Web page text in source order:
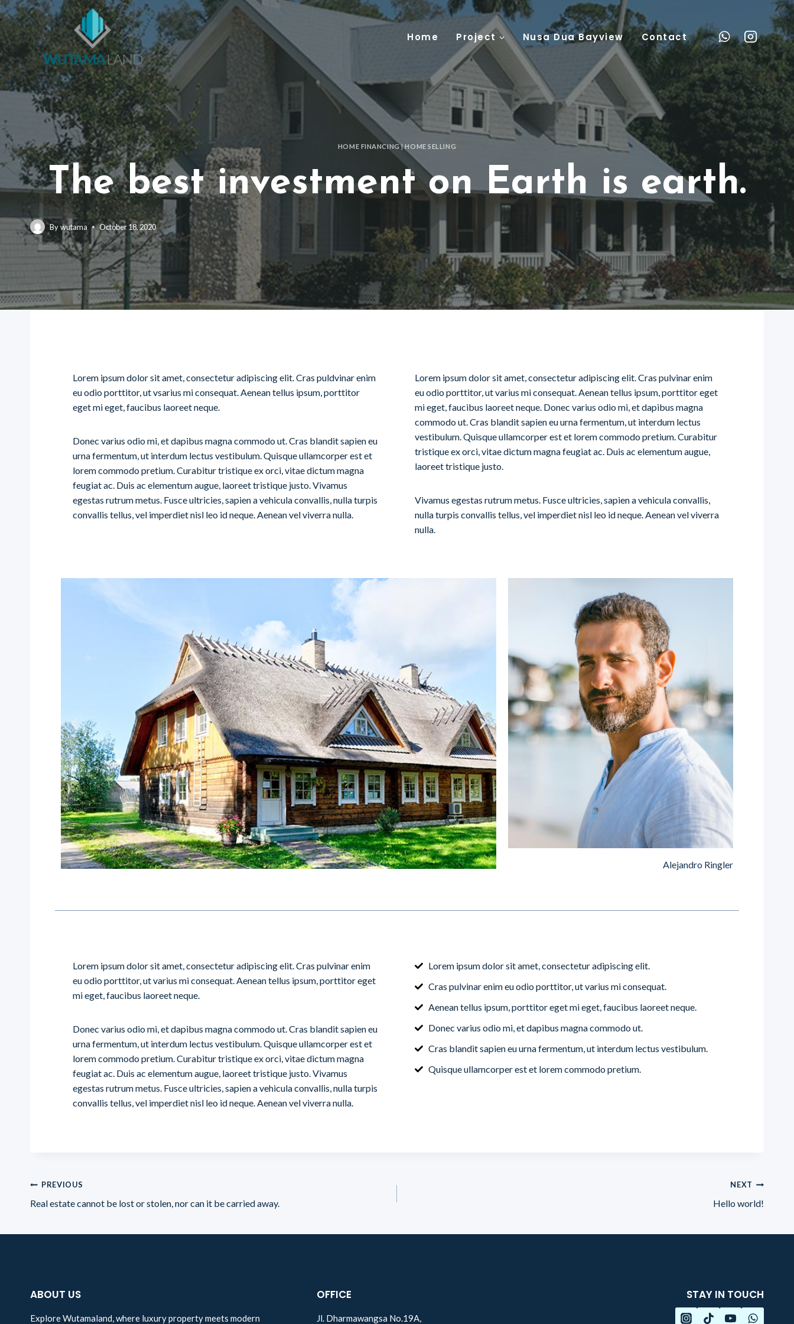
Home Project Nusa Dua Bayview Contact
HOME FINANCING|HOME SELLING
The best investment on Earth is earth.
Bywutama October 18, 2020
Lorem ipsum dolor sit amet, consectetur adipiscing elit. Cras puldvinar enim
eu odio porttitor, ut vsarius mi consequat. Aenean tellus ipsum, porttitor
eget mi eget, faucibus laoreet neque.
Donec varius odio mi, et dapibus magna commodo ut. Cras blandit sapien eu
urna fermentum, ut interdum lectus vestibulum. Quisque ullamcorper est et
lorem commodo pretium. Curabitur tristique ex orci, vitae dictum magna
feugiat ac. Duis ac elementum augue, laoreet tristique justo. Vivamus
egestas rutrum metus. Fusce ultricies, sapien a vehicula convallis, nulla turpis
convallis tellus, vel imperdiet nisl leo id neque. Aenean vel viverra nulla.
Lorem ipsum dolor sit amet, consectetur adipiscing elit. Cras pulvinar enim
eu odio porttitor, ut varius mi consequat. Aenean tellus ipsum, porttitor eget
mi eget, faucibus laoreet neque. Donec varius odio mi, et dapibus magna
commodo ut. Cras blandit sapien eu urna fermentum, ut interdum lectus
vestibulum. Quisque ullamcorper est et lorem commodo pretium. Curabitur
tristique ex orci, vitae dictum magna feugiat ac. Duis ac elementum augue,
laoreet tristique justo.
Vivamus egestas rutrum metus. Fusce ultricies, sapien a vehicula convallis,
nulla turpis convallis tellus, vel imperdiet nisl leo id neque. Aenean vel viverra
nulla.
Alejandro Ringler
Lorem ipsum dolor sit amet, consectetur adipiscing elit. Cras pulvinar enim
eu odio porttitor, ut varius mi consequat. Aenean tellus ipsum, porttitor eget
mi eget, faucibus laoreet neque.
Donec varius odio mi, et dapibus magna commodo ut. Cras blandit sapien eu
urna fermentum, ut interdum lectus vestibulum. Quisque ullamcorper est et
lorem commodo pretium. Curabitur tristique ex orci, vitae dictum magna
feugiat ac. Duis ac elementum augue, laoreet tristique justo. Vivamus
egestas rutrum metus. Fusce ultricies, sapien a vehicula convallis, nulla turpis
convallis tellus, vel imperdiet nisl leo id neque. Aenean vel viverra nulla.
Lorem ipsum dolor sit amet, consectetur adipiscing elit.
Cras pulvinar enim eu odio porttitor, ut varius mi consequat.
Aenean tellus ipsum, porttitor eget mi eget, faucibus laoreet neque.
Donec varius odio mi, et dapibus magna commodo ut.
Cras blandit sapien eu urna fermentum, ut interdum lectus vestibulum.
Quisque ullamcorper est et lorem commodo pretium.
PREVIOUS
Real estate cannot be lost or stolen, nor can it be carried away.
NEXT
Hello world!
ABOUT US
Explore Wutamaland, where luxury property meets modern
OFFICE
Jl. Dharmawangsa No.19A,
STAY IN TOUCH